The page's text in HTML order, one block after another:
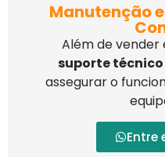
Manutenção
Além de vender
suporte
assegurar o
Entre